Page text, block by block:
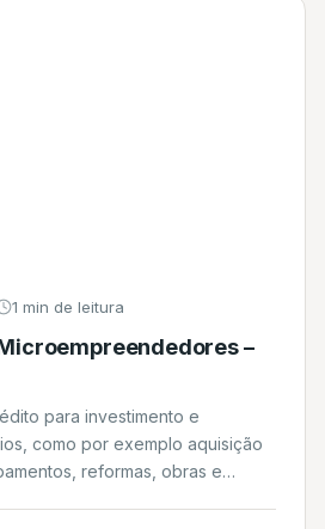
1 min de leitura
–
para investimento e
como por exemplo aquisição
reformas, obras e